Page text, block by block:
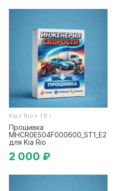
Kia > Rio > 1.6 i
Прошивка
MHCR0E504F000600_ST1_E2
для Kia Rio
2 000 ₽